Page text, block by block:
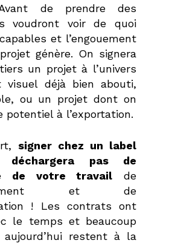
de prendre des
voudront voir de quoi
et l’engouement
génère. On signera
un projet à l’univers
visuel déjà bien abouti,
ou un projet dont on
potentiel à l’exportation.
signer chez un label
déchargera pas de
de votre travail de
et de
! Les contrats ont
le temps et beaucoup
restent à la